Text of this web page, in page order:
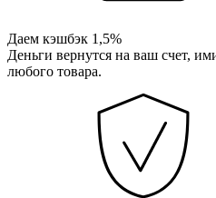
Даем кэшбэк 1,5%
Деньги вернутся на ваш счет,
любого товара.